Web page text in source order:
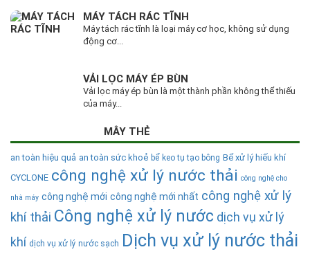
MÁY TÁCH RÁC TĨNH
Máy tách rác tĩnh là loại máy cơ học, không sử dụng
động cơ...
VẢI LỌC MÁY ÉP BÙN
Vải lọc máy ép bùn là một thành phần không thể thiếu
của máy...
MÂY THẺ
an toàn hiệu quả an toàn sức khoẻ bể keo tụ tạo bông Bể xử lý hiếu khí
CYCLONE công nghệ xử lý nước thải công nghệ cho
nhà máy công nghệ mới công nghệ mới nhất công nghệ xử lý
khí thải Công nghệ xử lý nước dịch vụ xử lý
khí dịch vụ xử lý nước sạch Dịch vụ xử lý nước thải